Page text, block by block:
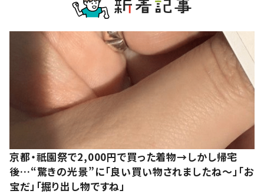
京都・祇園祭で2,000円で買った着物→しかし帰宅
後…“驚きの光景”に「良い買い物されましたね～」「お
宝だ」「掘り出し物ですね」